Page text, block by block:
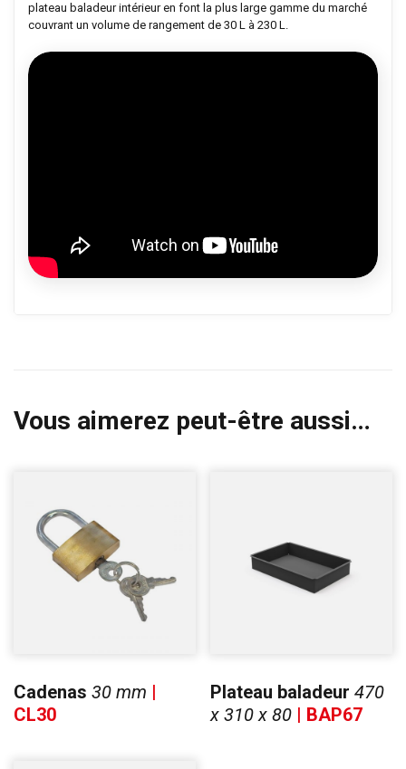
plateau baladeur intérieur en font la plus large gamme du marché
couvrant un volume de rangement de 30 L à 230 L.
Vous aimerez peut-être aussi…
Cadenas 30 mm |
CL30
Plateau baladeur470
x 310 x 80 | BAP67